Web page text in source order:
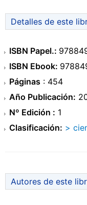
Detalles de este
ISBN Papel.:
ISBN Ebook:
Páginas : 454
Año Publicación:
Nº Edición : 1
Clasificación: >
Autores de este